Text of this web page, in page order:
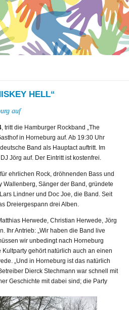
HELL“
auf
, tritt die Hamburger Rockband „The
in Horneburg auf. Ab 19:30 Uhr
Band als Hauptact auftritt. Im
Jörg auf. Der Eintritt ist kostenfrei.
ehrlichen Rock, dröhnenden Bass und
Wallenberg, Sänger der Band, gründete
Lindner und Doc Joe, die Band. Seit
Dreiergespann drei Alben.
Herwede, Christian Herwede, Jörg
Ihr Antrieb: „Wir haben die Band live
wir unbedingt nach Horneburg
Kultparty gehört natürlich auch an einen
„Und in Horneburg ist das natürlich
Dierck Stechmann war schnell mit
Geschichte mit dabei sind; die Party